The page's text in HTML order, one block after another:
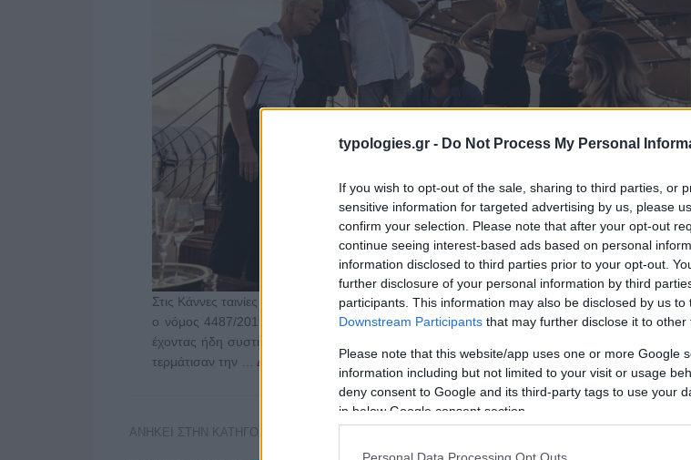
typologies.gr - Do Not Process My Personal
If you wish to opt-out of the sale, sharing to third parties, or
sensitive information for targeted advertising by us, please
confirm your selection. Please note that after your opt-out
continue seeing interest-based ads based on personal
information disclosed to third parties prior to your opt-out.
further disclosure of your personal information by third
participants. This information may also be disclosed by us
Downstream Participants that may further disclose it to other
Please note that this website/app uses one or more Google
information including but not limited to your visit or usage
deny consent to Google and its third-party tags to use your
in below Google consent section.
Στις Κάννες ταινίες γυρισμένες στην Ελλάδα με το "νόμο Κρέτσου"! Τον Αύγουστο του 2017
ο νόμος 4487/2019 που είχε συντάξει ο πρώην υφυπουργός Ψηφιακής Πολιτικής
έχοντας ήδη συστήσει με τον νόμο 4339/2015 το ΕΚΟΜΕ. Ήταν οι δύο καθοριστικές
τερμάτισαν την … Διαβάστε Περισσότερα...
ΑΝΗΚΕΙ ΣΤΗΝ ΚΑΤΗΓΟΡΙΑ: